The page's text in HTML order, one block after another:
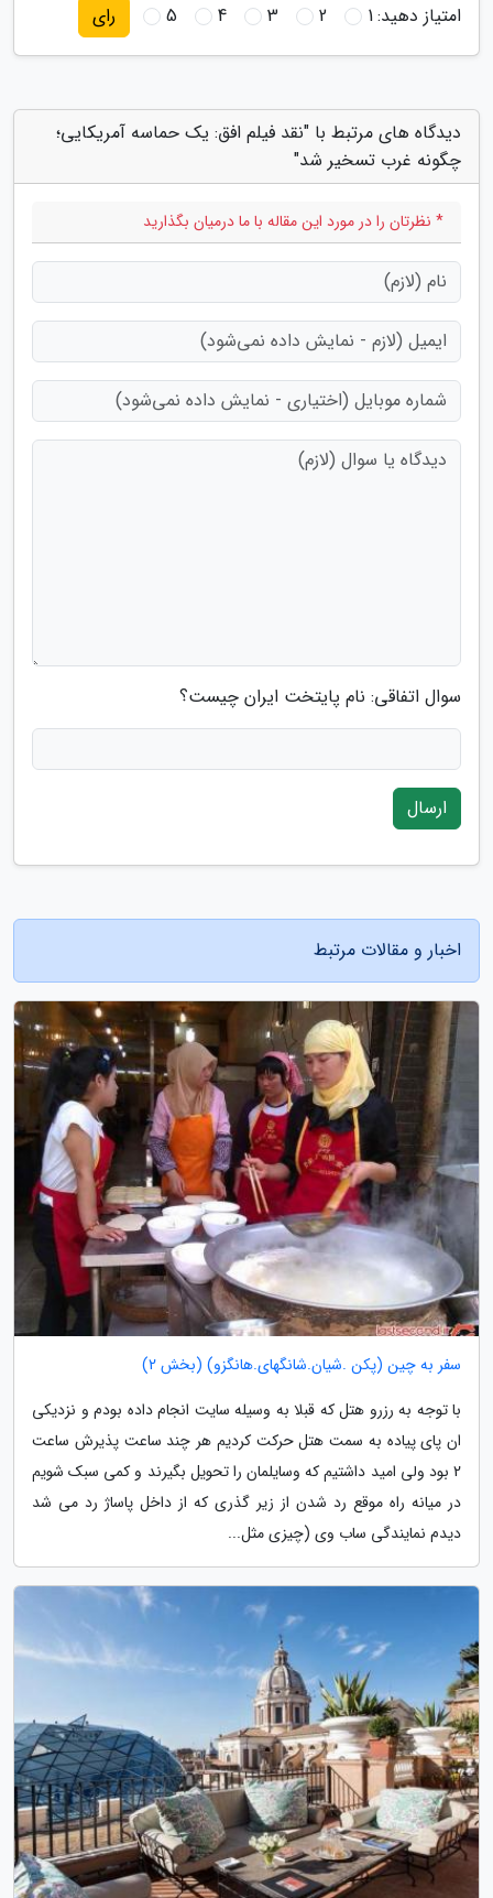
امتیاز دهید:1
2
3
4
5 رای
دیدگاه های مرتبط با "نقد فیلم افق: یک حماسه آمریکایی؛
چگونه غرب تسخیر شد"
* نظرتان را در مورد این مقاله با ما درمیان بگذارید
سوال اتفاقی: نام پایتخت ایران چیست؟
ارسال
اخبار و مقالات مرتبط
سفر به چین (پکن .شیان.شانگهای.هانگزو) (بخش 2)
با توجه به رزرو هتل که قبلا به وسیله سایت انجام داده بودم و نزدیکی
ان پای پیاده به سمت هتل حرکت کردیم هر چند ساعت پذیرش ساعت
2 بود ولی امید داشتیم که وسایلمان را تحویل بگیرند و کمی سبک شویم
در میانه راه موقع رد شدن از زیر گذری که از داخل پاساژ رد می شد
دیدم نمایندگی ساب وی (چیزی مثل...